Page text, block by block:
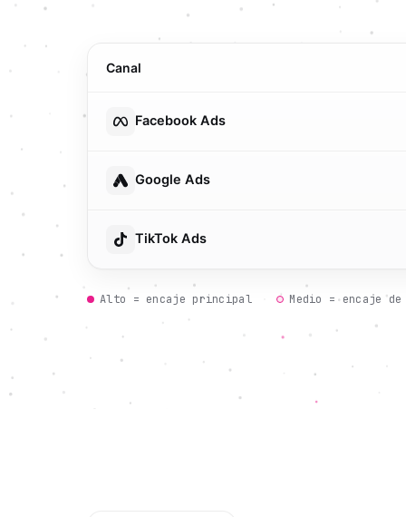
Canal
Facebook Ads
Google Ads
TikTok Ads
Alto = encaje principal Medio = encaje de